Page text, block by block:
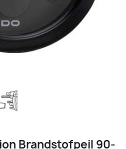
Brandstofpeil 90-